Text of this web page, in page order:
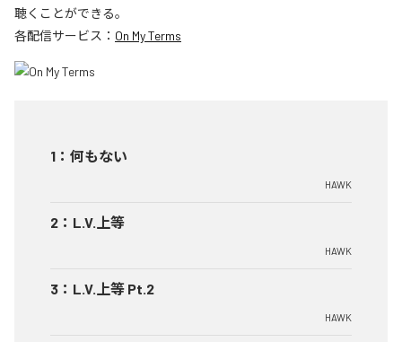
聴くことができる。
各配信サービス： On My Terms
1 ： 何もない
HAWK
2 ： L.V.上等
HAWK
3 ： L.V.上等 Pt.2
HAWK